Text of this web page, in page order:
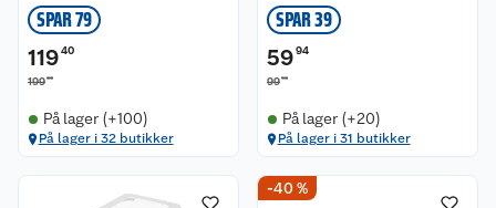
SPAR 79
11940
19900
På lager (+100)
På lager i 32 butikker
SPAR 39
5994
9990
På lager (+20)
På lager i 31 butikker
-40 %